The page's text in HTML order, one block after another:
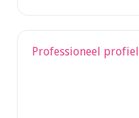
Professioneel profiel